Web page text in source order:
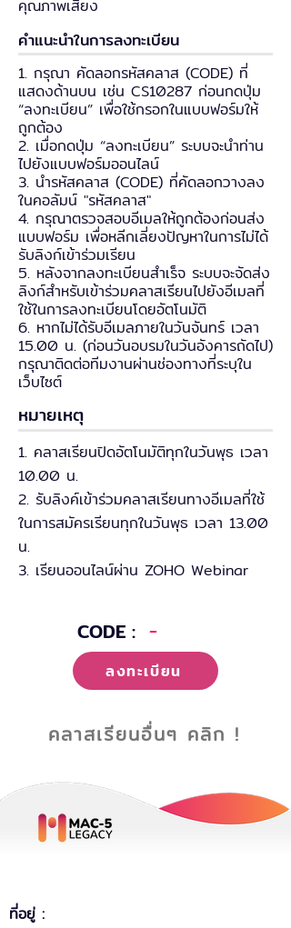
คุณภาพเสียง
คำแนะนำในการลงทะเบียน
1. กรุณา คัดลอกรหัสคลาส (CODE) ที่
แสดงด้านบน เช่น CS10287 ก่อนกดปุ่ม
“ลงทะเบียน” เพื่อใช้กรอกในแบบฟอร์มให้
ถูกต้อง
2. เมื่อกดปุ่ม “ลงทะเบียน” ระบบจะนำท่าน
ไปยังแบบฟอร์มออนไลน์
3. นำรหัสคลาส (CODE) ที่คัดลอกวางลง
ในคอลัมน์ "รหัสคลาส"
4. กรุณาตรวจสอบอีเมลให้ถูกต้องก่อนส่ง
แบบฟอร์ม เพื่อหลีกเลี่ยงปัญหาในการไม่ได้
รับลิงก์เข้าร่วมเรียน
5. หลังจากลงทะเบียนสำเร็จ ระบบจะจัดส่ง
ลิงก์สำหรับเข้าร่วมคลาสเรียนไปยังอีเมลที่
ใช้ในการลงทะเบียนโดยอัตโนมัติ
6. หากไม่ได้รับอีเมลภายในวันจันทร์ เวลา
15.00 น. (ก่อนวันอบรมในวันอังคารถัดไป)
กรุณาติดต่อทีมงานผ่านช่องทางที่ระบุใน
เว็บไซต์
หมายเหตุ
1. คลาสเรียนปิดอัตโนมัติทุกในวันพุธ เวลา
10.00 น.
2. รับลิงค์เข้าร่วมคลาสเรียนทางอีเมลที่ใช้
ในการสมัครเรียนทุกในวันพุธ เวลา 13.00
น.
3. เรียนออนไลน์ผ่าน ZOHO Webinar
CODE : -
ลงทะเบียน
คลาสเรียนอื่นๆ คลิก !
ที่อยู่ :